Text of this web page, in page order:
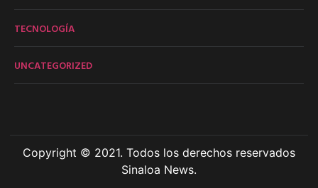
TECNOLOGÍA
UNCATEGORIZED
Copyright © 2021. Todos los derechos reservados
Sinaloa News.